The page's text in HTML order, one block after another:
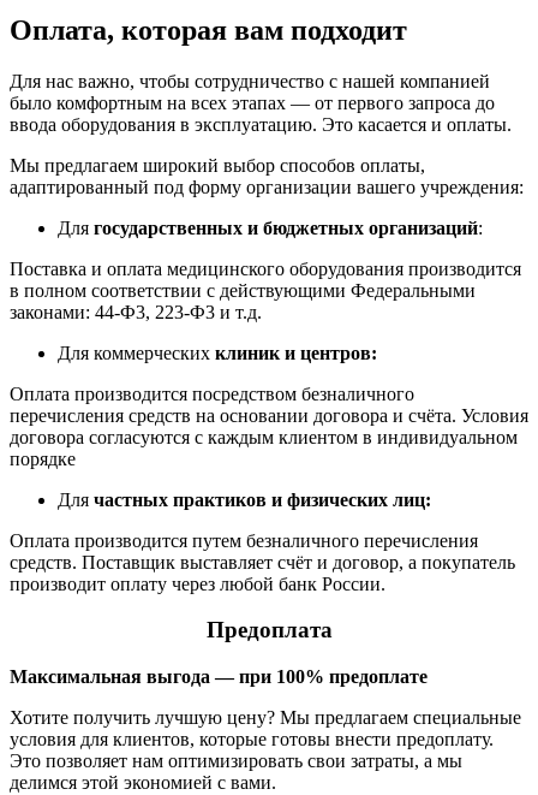
Оплата, которая вам подходит
Для нас важно, чтобы сотрудничество с нашей компанией
было комфортным на всех этапах — от первого запроса до
ввода оборудования в эксплуатацию. Это касается и оплаты.
Мы предлагаем широкий выбор способов оплаты,
адаптированный под форму организации вашего учреждения:
Для государственных и бюджетных организаций:
Поставка и оплата медицинского оборудования производится
в полном соответствии с действующими Федеральными
законами: 44-Ф3, 223-Ф3 и т.д.
Для коммерческих клиник и центров:
Оплата производится посредством безналичного
перечисления средств на основании договора и счёта. Условия
договора согласуются с каждым клиентом в индивидуальном
порядке
Для частных практиков и физических лиц:
Оплата производится путем безналичного перечисления
средств. Поставщик выставляет счёт и договор, а покупатель
производит оплату через любой банк России.
Предоплата
Максимальная выгода — при 100% предоплате
Хотите получить лучшую цену? Мы предлагаем специальные
условия для клиентов, которые готовы внести предоплату.
Это позволяет нам оптимизировать свои затраты, а мы
делимся этой экономией с вами.